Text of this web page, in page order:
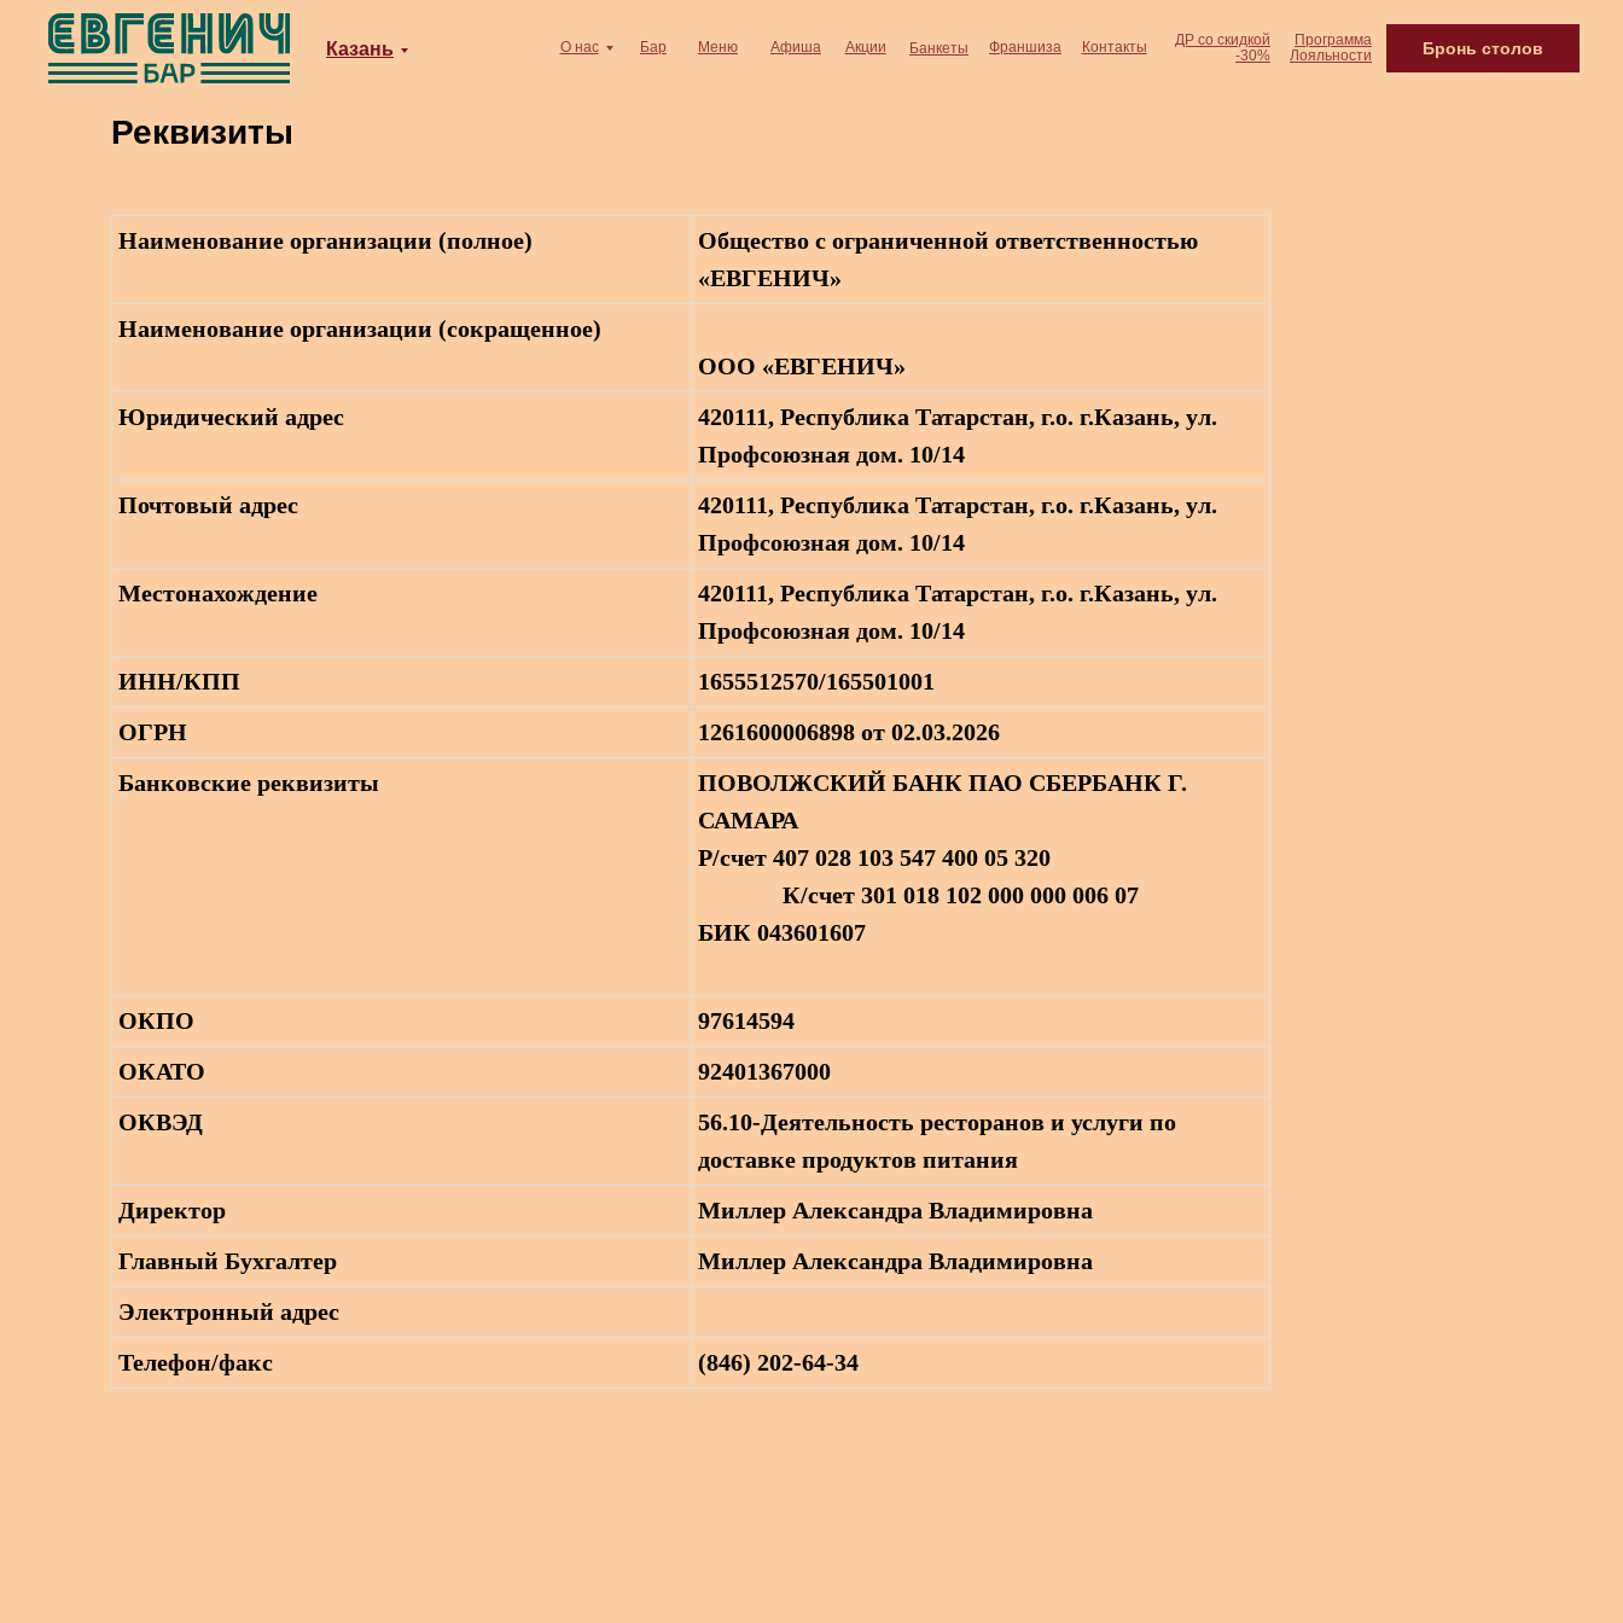
Бронь столов
Казань
Программа
Лояльности
Франшиза Контакты
Акции
Афиша
Меню
Бар
О нас
ДР со скидкой
-30%
Банкеты
Реквизиты
Реквизиты
Наименование организации (полное)
Общество с ограниченной ответственностью
«ЕВГЕНИЧ»
Наименование организации (сокращенное)
ООО «ЕВГЕНИЧ»
Юридический адрес
420111, Республика Татарстан, г.о. г.Казань, ул.
Профсоюзная дом. 10/14
Почтовый адрес
420111, Республика Татарстан, г.о. г.Казань, ул.
Профсоюзная дом. 10/14
Местонахождение
420111, Республика Татарстан, г.о. г.Казань, ул.
Профсоюзная дом. 10/14
ИНН/КПП
1655512570/165501001
ОГРН
1261600006898 от 02.03.2026
Банковские реквизиты
ПОВОЛЖСКИЙ БАНК ПАО СБЕРБАНК Г.
САМАРА
Р/счет 407 028 103 547 400 05 320
К/счет 301 018 102 000 000 006 07
БИК 043601607
ОКПО
97614594
ОКАТО
92401367000
ОКВЭД
56.10-Деятельность ресторанов и услуги по
доставке продуктов питания
Директор
Миллер Александра Владимировна
Главный Бухгалтер
Миллер Александра Владимировна
Электронный адрес
Телефон/факс
(846) 202-64-34